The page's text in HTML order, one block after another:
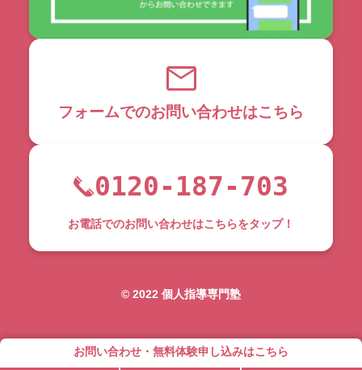
お問い合わせ・無料体験申し込みはこちら
フォームでのお問い合わせはこちら
0120-187-703
お電話でのお問い合わせはこちらをタップ！
©︎ 2022 個人指導専門塾